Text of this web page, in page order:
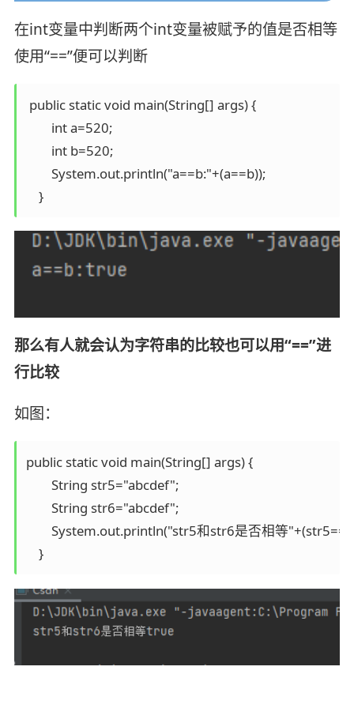
在int变量中判断两个int变量被赋予的值是否相等
使用“==”便可以判断
public static void main(String[] args) {
        int a=520;
        int b=520;
        System.out.println("a==b:"+(a==b));
    }
那么有人就会认为字符串的比较也可以用“==”进
行比较
如图：
public static void main(String[] args) {
        String str5="abcdef";
        String str6="abcdef";
System.out.println("str5和str6是否相等
    }